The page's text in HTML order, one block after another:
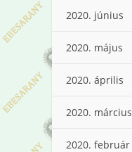
2020. június
2020. május
2020. április
2020. március
2020. február